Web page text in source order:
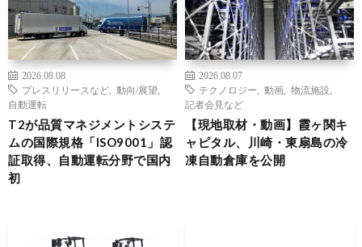
2026.08.08
プレスリリースなど
動向/展望
自動運転
T2が品質マネジメントシステ
ムの国際規格「ISO9001」認
証取得、自動運転分野で国内
初
2026.08.07
テクノロジー
動画 物流施設
記者会見など
【現地取材・動画】霞ヶ関キ
ャピタル、川崎・東扇島の冷
凍自動倉庫を公開